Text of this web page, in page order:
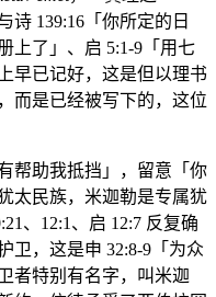
诗 139:16「你所定的日
上了」、启 5:1-9「用七
早已记好，这是但以理书
而是已经被写下的，这位
帮助我抵挡」，留意「你
太民族，米迦勒是专属犹
、12:1、启 12:7 反复确
卫，这是申 32:8-9「为众
者特别有名字，叫米迦